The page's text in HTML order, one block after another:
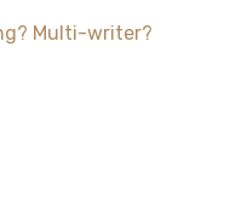
Multi-writer?